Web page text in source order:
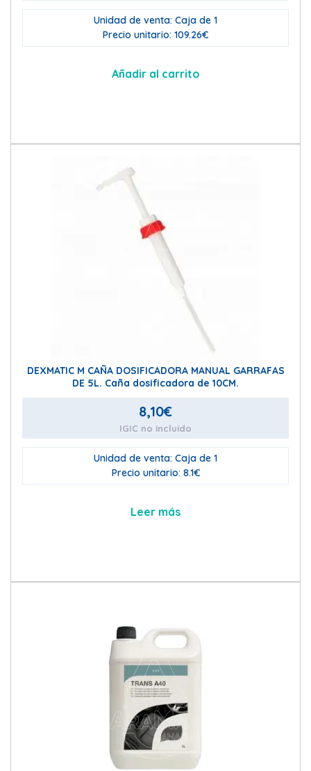
Unidad de venta: Caja de 1
Precio unitario: 109.26€
Añadir al carrito
DEXMATIC M CAÑA DOSIFICADORA MANUAL GARRAFAS
DE 5L. Caña dosificadora de 10CM.
8,10€
IGIC no incluido
Unidad de venta: Caja de 1
Precio unitario: 8.1€
Leer más